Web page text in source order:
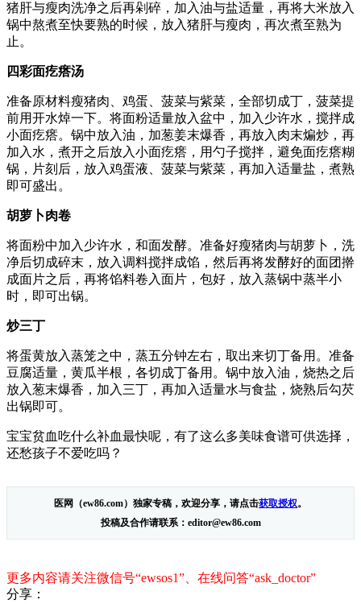
猪肝与瘦肉洗净之后再剁碎，加入油与盐适量，再将大米放入
锅中熬煮至快要熟的时候，放入猪肝与瘦肉，再次煮至熟为
止。
四彩面疙瘩汤
准备原材料瘦猪肉、鸡蛋、菠菜与紫菜，全部切成丁，菠菜提
前用开水焯一下。将面粉适量放入盆中，加入少许水，搅拌成
小面疙瘩。锅中放入油，加葱姜末爆香，再放入肉末煸炒，再
加入水，煮开之后放入小面疙瘩，用勺子搅拌，避免面疙瘩糊
锅，片刻后，放入鸡蛋液、菠菜与紫菜，再加入适量盐，煮熟
即可盛出。
胡萝卜肉卷
将面粉中加入少许水，和面发酵。准备好瘦猪肉与胡萝卜，洗
净后切成碎末，放入调料搅拌成馅，然后再将发酵好的面团擀
成面片之后，再将馅料卷入面片，包好，放入蒸锅中蒸半小
时，即可出锅。
炒三丁
将蛋黄放入蒸笼之中，蒸五分钟左右，取出来切丁备用。准备
豆腐适量，黄瓜半根，各切成丁备用。锅中放入油，烧热之后
放入葱末爆香，加入三丁，再加入适量水与食盐，烧熟后勾芡
出锅即可。
宝宝贫血吃什么补血最快呢，有了这么多美味食谱可供选择，
还愁孩子不爱吃吗？
医网（ew86.com）独家专稿，欢迎分享，请点击获取授权。
投稿及合作请联系：editor@ew86.com
更多内容请关注微信号“ewsos1”、在线问答“ask_doctor”
分享：